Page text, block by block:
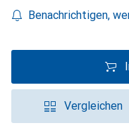
Benachrichtigen,
Vergleichen